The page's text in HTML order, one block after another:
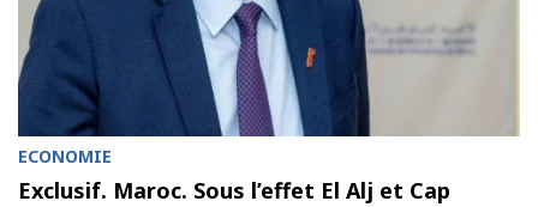
ECONOMIE
Exclusif. Maroc. Sous l’effet El Alj et Cap